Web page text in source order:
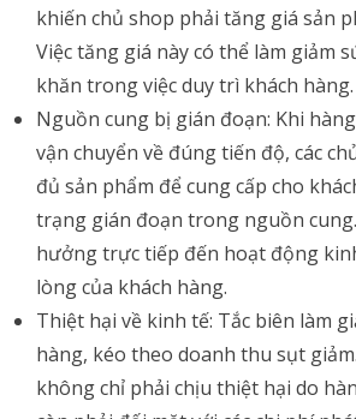
khiến chủ shop phải tăng giá sản
Việc tăng giá này có thể làm giảm
khăn trong việc duy trì khách hàng.
Nguồn cung bị gián đoạn: Khi
vận chuyển về đúng tiến độ, các
đủ sản phẩm để cung cấp cho
trạng gián đoạn trong nguồn
hưởng trực tiếp đến hoạt động
lòng của khách hàng.
Thiệt hại về kinh tế: Tắc biên làm
hàng, kéo theo doanh thu sụt
không chỉ phải chịu thiệt hại do